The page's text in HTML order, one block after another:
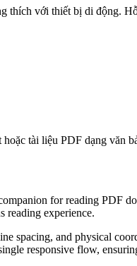
thích với thiết bị di động.
tài liệu PDF dạng văn
for reading PDF
reading experience.
spacing, and physical
responsive flow,